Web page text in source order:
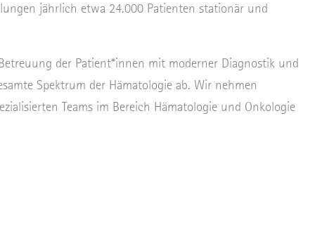
jährlich etwa 24.000 Patienten stationär und
der Patient*innen mit moderner Diagnostik und
Spektrum der Hämatologie ab. Wir nehmen
Teams im Bereich Hämatologie und Onkologie